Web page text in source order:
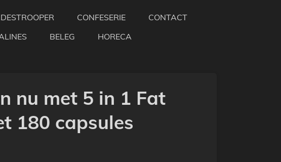
CONFESERIE
CONTACT
BELEG
HORECA
nu met 5 in 1 Fat
180 capsules